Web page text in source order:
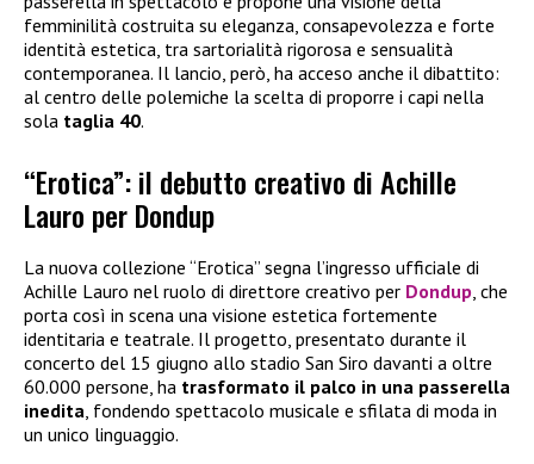
femminilità costruita su eleganza, consapevolezza e forte
identità estetica, tra sartorialità rigorosa e sensualità
contemporanea. Il lancio, però, ha acceso anche il dibattito:
al centro delle polemiche la scelta di proporre i capi nella
sola taglia 40.
“Erotica”: il debutto creativo di Achille
Lauro per Dondup
La nuova collezione “Erotica” segna l’ingresso ufficiale di
Achille Lauro nel ruolo di direttore creativo per Dondup , che
porta così in scena una visione estetica fortemente
identitaria e teatrale. Il progetto, presentato durante il
concerto del 15 giugno allo stadio San Siro davanti a oltre
60.000 persone, ha trasformato il palco in una passerella
inedita , fondendo spettacolo musicale e sfilata di moda in
un unico linguaggio.